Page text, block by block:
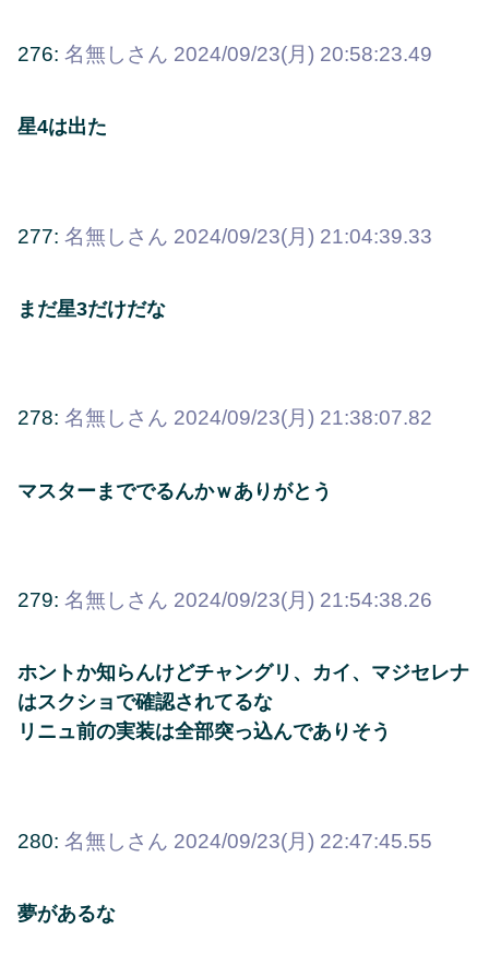
276: 名無しさん 2024/09/23(月) 20:58:23.49
星4は出た
277: 名無しさん 2024/09/23(月) 21:04:39.33
まだ星3だけだな
278: 名無しさん 2024/09/23(月) 21:38:07.82
マスターまででるんかｗありがとう
279: 名無しさん 2024/09/23(月) 21:54:38.26
ホントか知らんけどチャングリ、カイ、マジセレナ
はスクショで確認されてるな
リニュ前の実装は全部突っ込んでありそう
280: 名無しさん 2024/09/23(月) 22:47:45.55
夢があるな